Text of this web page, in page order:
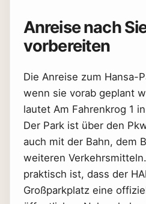
Anreise nach
vorbereiten
Die Anreise zum Hansa-
wenn sie vorab geplant
lautet Am Fahrenkrog 1
Der Park ist über den
auch mit der Bahn, dem
weiteren
praktisch ist, dass der
Großparkplatz eine